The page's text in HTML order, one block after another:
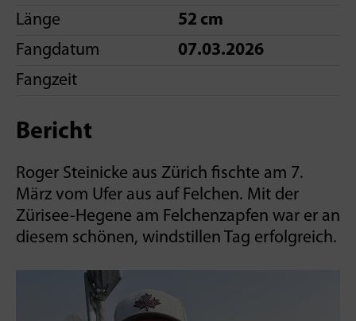
Länge
52 cm
Fangdatum
07.03.2026
Fangzeit
Bericht
Roger Steinicke aus Zürich fischte am 7.
März vom Ufer aus auf Felchen. Mit der
Zürisee-Hegene am Felchenzapfen war er an
diesem schönen, windstillen­ Tag erfolgreich.